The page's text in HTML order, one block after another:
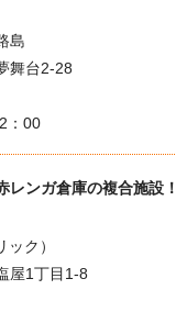
島
舞台2-28
：00
レンガ倉庫の複合施設
ク）
屋1丁目1-8